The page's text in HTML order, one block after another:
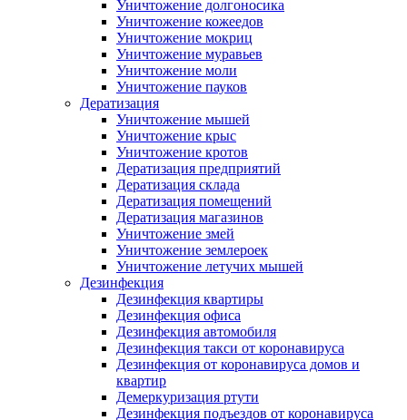
Уничтожение долгоносика
Уничтожение кожеедов
Уничтожение мокриц
Уничтожение муравьев
Уничтожение моли
Уничтожение пауков
Дератизация
Уничтожение мышей
Уничтожение крыс
Уничтожение кротов
Дератизация предприятий
Дератизация склада
Дератизация помещений
Дератизация магазинов
Уничтожение змей
Уничтожение землероек
Уничтожение летучих мышей
Дезинфекция
Дезинфекция квартиры
Дезинфекция офиса
Дезинфекция автомобиля
Дезинфекция такси от коронавируса
Дезинфекция от коронавируса домов и
квартир
Демеркуризация ртути
Дезинфекция подъездов от коронавируса